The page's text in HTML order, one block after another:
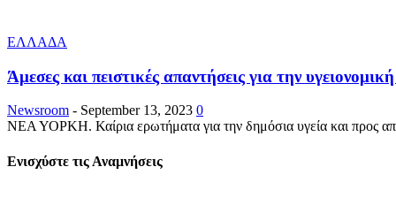
ΕΛΛΑΔΑ
Άμεσες και πειστικές απαντήσεις για την
Newsroom - September 13, 2023 0
ΝΕΑ ΥΟΡΚΗ. Καίρια ερωτήματα για την δημόσια υγεία και προς
Ενισχύστε τις Αναμνήσεις